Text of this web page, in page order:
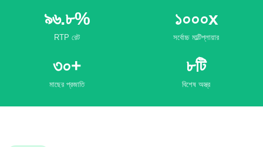
৯৬.৮%
RTP রেট
১০০০x
সর্বোচ্চ মাল্টিপ্লায়ার
৩০+
মাছের প্রজাতি
৮টি
বিশেষ অস্ত্র